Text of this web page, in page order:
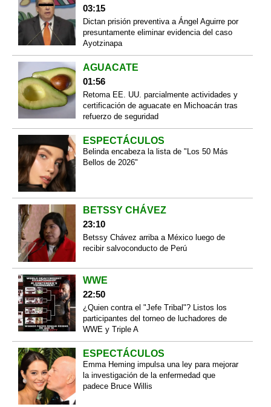
03:15
Dictan prisión preventiva a Ángel Aguirre por
presuntamente eliminar evidencia del caso
Ayotzinapa
AGUACATE
01:56
Retoma EE. UU. parcialmente actividades y
certificación de aguacate en Michoacán tras
refuerzo de seguridad
ESPECTÁCULOS
Belinda encabeza la lista de "Los 50 Más
Bellos de 2026"
BETSSY CHÁVEZ
23:10
Betssy Chávez arriba a México luego de
recibir salvoconducto de Perú
WWE
22:50
¿Quien contra el "Jefe Tribal"? Listos los
participantes del torneo de luchadores de
WWE y Triple A
ESPECTÁCULOS
Emma Heming impulsa una ley para mejorar
la investigación de la enfermedad que
padece Bruce Willis